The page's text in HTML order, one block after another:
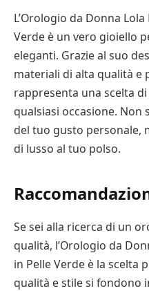
L’Orologio da Donna
Verde è un vero gioiello
eleganti. Grazie al suo
materiali di alta qualità e
rappresenta una scelta
qualsiasi occasione. Non
del tuo gusto personale,
di lusso al tuo polso.
Se sei alla ricerca di un
qualità, l’Orologio da
in Pelle Verde è la scelta
qualità e stile si fondono